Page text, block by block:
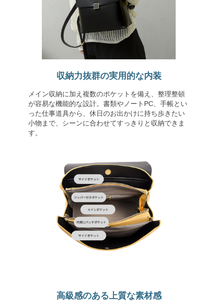
収納力抜群の実用的な内装
メイン収納に加え複数のポケットを備え、整理整頓
が容易な機能的な設計。書類やノートPC、手帳とい
った仕事道具から、休日のお出かけに持ち歩きたい
小物まで、シーンに合わせてすっきりと収納できま
す。
高級感のある上質な素材感